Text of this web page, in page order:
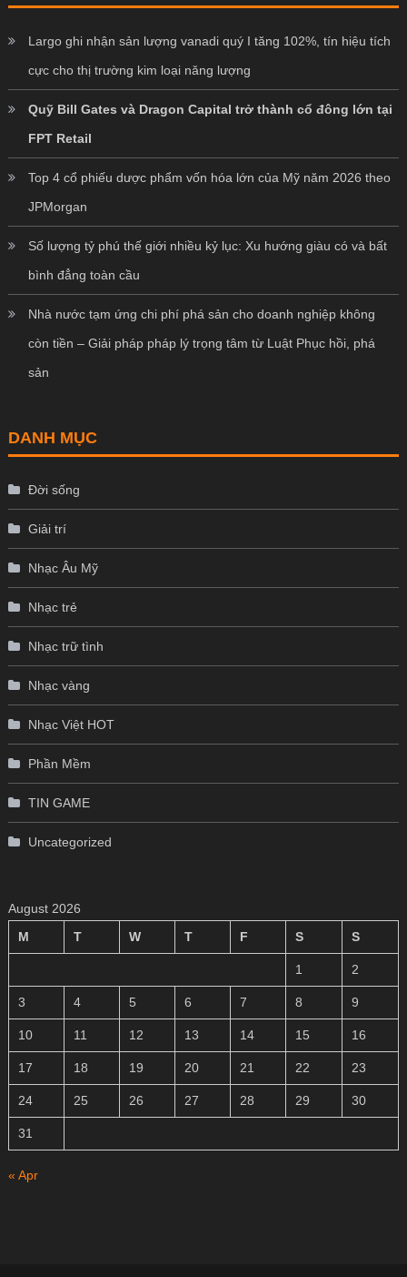
Largo ghi nhận sản lượng vanadi quý I tăng 102%, tín hiệu tích
cực cho thị trường kim loại năng lượng
Quỹ Bill Gates và Dragon Capital trở thành cổ đông lớn tại
FPT Retail
Top 4 cổ phiếu dược phẩm vốn hóa lớn của Mỹ năm 2026 theo
JPMorgan
Số lượng tỷ phú thế giới nhiều kỷ lục: Xu hướng giàu có và bất
bình đẳng toàn cầu
Nhà nước tạm ứng chi phí phá sản cho doanh nghiệp không
còn tiền – Giải pháp pháp lý trọng tâm từ Luật Phục hồi, phá
sản
DANH MỤC
Đời sống
Giải trí
Nhạc Âu Mỹ
Nhạc trẻ
Nhạc trữ tình
Nhạc vàng
Nhạc Việt HOT
Phần Mềm
TIN GAME
Uncategorized
August 2026
M
T W T F S S
1 2
3 4 5 6 7 8 9
10 11 12 13 14 15 16
17 18 19 20 21 22 23
24 25 26 27 28 29 30
31
« Apr